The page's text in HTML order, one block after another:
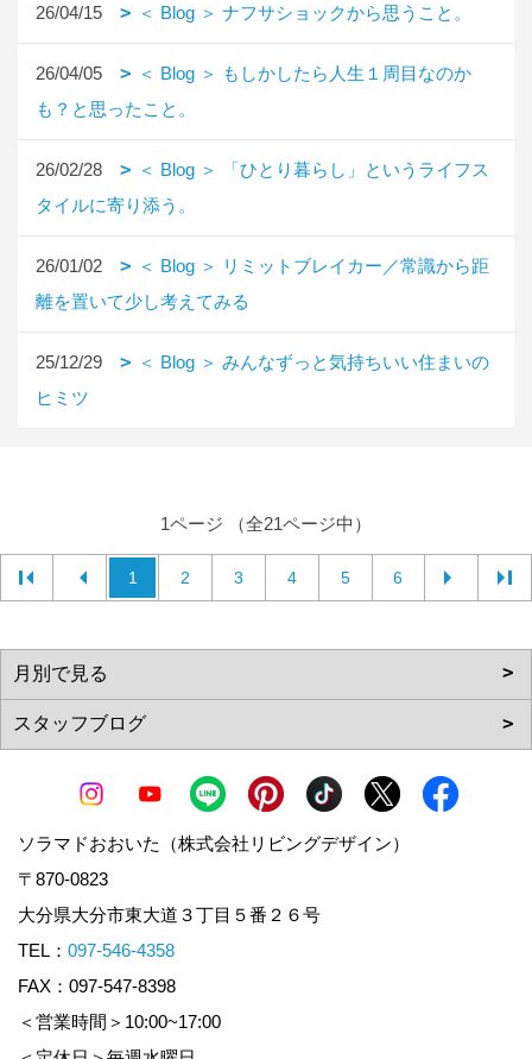
26/04/15 ＜ Blog ＞ ナフサショックから思うこと。
26/04/05
＜ Blog ＞ もしかしたら人生１周目なのか
も？と思ったこと。
26/02/28
＜ Blog ＞ 「ひとり暮らし」というライフス
タイルに寄り添う。
26/01/02
＜ Blog ＞ リミットブレイカー／常識から距
離を置いて少し考えてみる
25/12/29
＜ Blog ＞ みんなずっと気持ちいい住まいの
ヒミツ
1ページ （全21ページ中）
1 2 3 4 5 6
ソラマドおおいた（株式会社リビングデザイン）
〒870-0823
大分県大分市東大道３丁目５番２６号
TEL： 097-546-4358
FAX：097-547-8398
＜営業時間＞10:00~17:00